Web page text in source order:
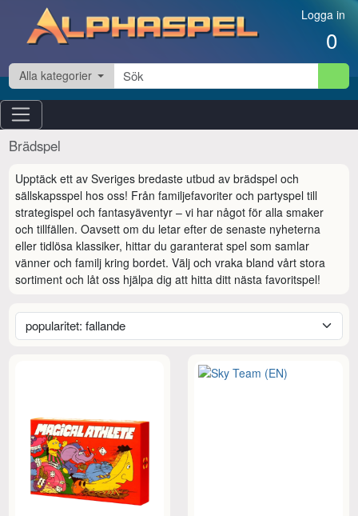
Hoppa till innehåll Logga in
0
Alla kategorier
Brädspel
Upptäck ett av Sveriges bredaste utbud av brädspel och
sällskapsspel hos oss! Från familjefavoriter och partyspel till
strategispel och fantasyäventyr – vi har något för alla smaker
och tillfällen. Oavsett om du letar efter de senaste nyheterna
eller tidlösa klassiker, hittar du garanterat spel som samlar
vänner och familj kring bordet. Välj och vraka bland vårt stora
sortiment och låt oss hjälpa dig att hitta ditt nästa favoritspel!